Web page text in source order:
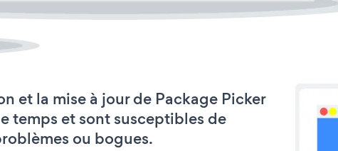
et la mise à jour de Package Picker
temps et sont susceptibles de
ou bogues.